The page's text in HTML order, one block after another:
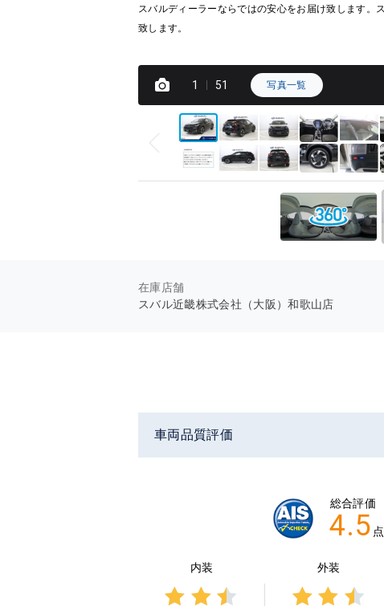
スバルディーラーならではの安心をお届け致します。
致します。
1 51 写真一覧
在庫店舗
スバル近畿株式会社（大阪）和歌山店
車両品質評価
総合評価
4.5 点
内装 外装